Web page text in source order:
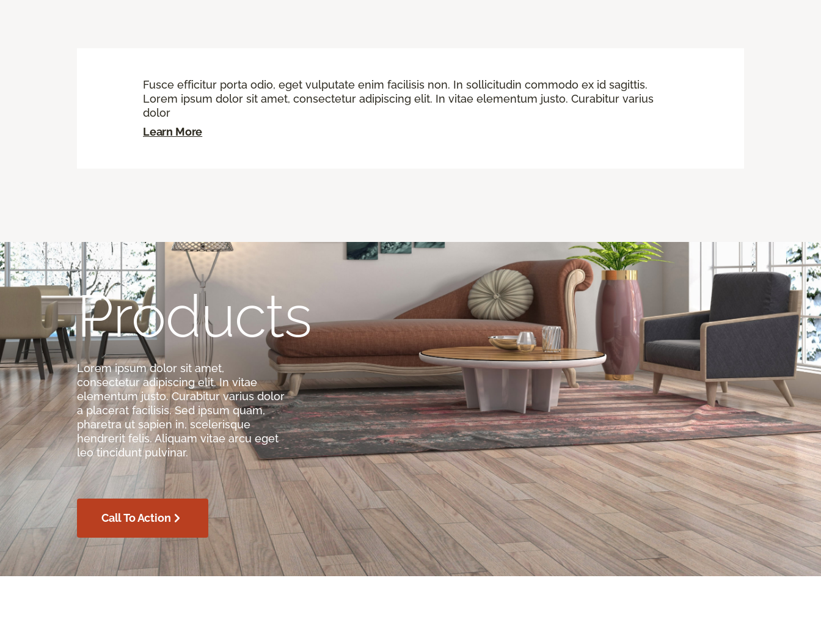
Fusce efficitur porta odio, eget vulputate enim facilisis non. In sollicitudin commodo ex id sagittis.
Lorem ipsum dolor sit amet, consectetur adipiscing elit. In vitae elementum justo. Curabitur varius
dolor
Learn More
Products
Lorem ipsum dolor sit amet,
consectetur adipiscing elit. In vitae
elementum justo. Curabitur varius dolor
a placerat facilisis. Sed ipsum quam,
pharetra ut sapien in, scelerisque
hendrerit felis. Aliquam vitae arcu eget
leo tincidunt pulvinar.
Call To Action